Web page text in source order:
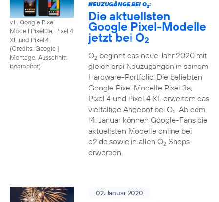
v.li. Google Pixel
Modell Pixel 3a, Pixel 4
XL und Pixel 4
(Credits: Google |
Montage, Ausschnitt
bearbeitet)
NEUZUGÄNGE BEI O2:
Die aktuellsten
Google Pixel-Modelle
jetzt bei O2
O2beginnt das neue Jahr 2020 mit
gleich drei Neuzugängen in seinem
Hardware-Portfolio: Die beliebten
Google Pixel Modelle Pixel 3a,
Pixel 4 und Pixel 4 XL erweitern das
vielfältige Angebot bei O2. Ab dem
14. Januar können Google-Fans die
aktuellsten Modelle online bei
o2.de sowie in allen O2Shops
erwerben.
02. Januar 2020